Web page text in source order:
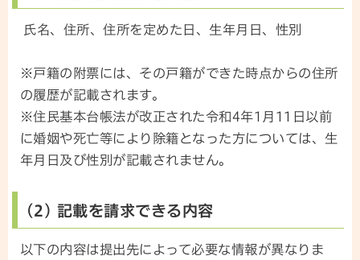
氏名、住所、住所を定めた日、生年月日、性別
※戸籍の附票には、その戸籍ができた時点からの住所
の履歴が記載されます。
※住民基本台帳法が改正された令和4年1月11日以前
に婚姻や死亡等により除籍となった方については、生
年月日及び性別が記載されません。
(2) 記載を請求できる内容
以下の内容は提出先によって必要な情報が異なりま